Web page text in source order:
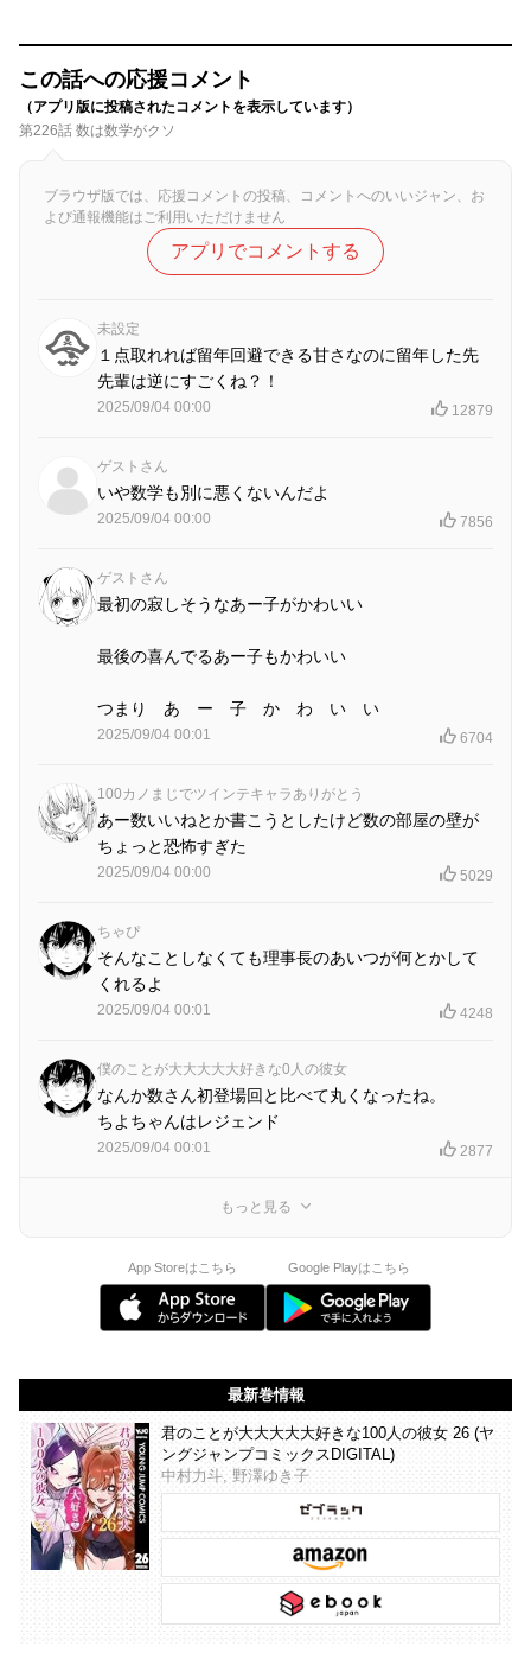
この話への応援コメント
（アプリ版に投稿されたコメントを表示しています）
第226話 数は数学がクソ
ブラウザ版では、応援コメントの投稿、コメントへのいいジャン、お
よび通報機能はご利用いただけません
アプリでコメントする
未設定
１点取れれば留年回避できる甘さなのに留年した先
先輩は逆にすごくね？！
2025/09/04 00:00 12879
ゲストさん
いや数学も別に悪くないんだよ
2025/09/04 00:00 7856
ゲストさん
最初の寂しそうなあー子がかわいい
最後の喜んでるあー子もかわいい
つまり あ ー 子 か わ い い
2025/09/04 00:01 6704
100カノまじでツインテキャラありがとう
あー数いいねとか書こうとしたけど数の部屋の壁が
ちょっと恐怖すぎた
2025/09/04 00:00 5029
ちゃぴ
そんなことしなくても理事長のあいつが何とかして
くれるよ
2025/09/04 00:01 4248
僕のことが大大大大大好きな0人の彼女
なんか数さん初登場回と比べて丸くなったね。
ちよちゃんはレジェンド
2025/09/04 00:01 2877
もっと見る
App Storeはこちら Google Playはこちら
最新巻情報
君のことが大大大大大好きな100人の彼女 26 (ヤ
ングジャンプコミックスDIGITAL)
中村力斗, 野澤ゆき子